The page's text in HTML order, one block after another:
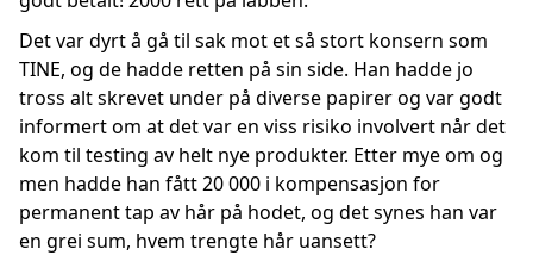
Det var dyrt å gå til sak mot et så stort konsern som
TINE, og de hadde retten på sin side. Han hadde jo
tross alt skrevet under på diverse papirer og var godt
informert om at det var en viss risiko involvert når det
kom til testing av helt nye produkter. Etter mye om og
men hadde han fått 20 000 i kompensasjon for
permanent tap av hår på hodet, og det synes han var
en grei sum, hvem trengte hår uansett?